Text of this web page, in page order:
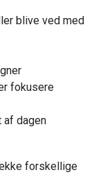
blive ved med
fokusere
af dagen
forskellige